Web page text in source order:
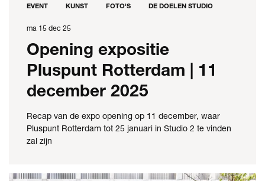
ma 15 dec 25
Opening expositie
Pluspunt Rotterdam | 11
december 2025
Recap van de expo opening op 11 december, waar
Pluspunt Rotterdam tot 25 januari in Studio 2 te vinden
zal zijn
EVENT KUNST FOTO'S DE DOELEN STUDIO